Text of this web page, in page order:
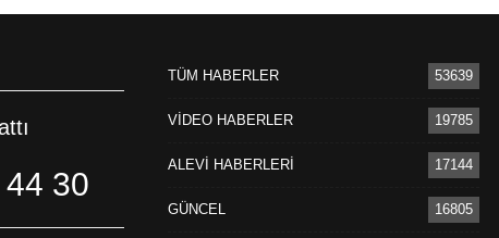
30
TÜM HABERLER 53639
VİDEO HABERLER 19785
ALEVİ HABERLERİ 17144
GÜNCEL 16805